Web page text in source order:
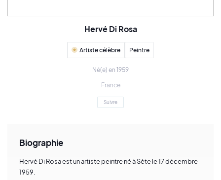
Hervé Di Rosa
Artiste célèbre Peintre
Né(e) en 1959
France
Suivre
Biographie
Hervé Di Rosa est un artiste peintre né à Sète le 17 décembre
1959.